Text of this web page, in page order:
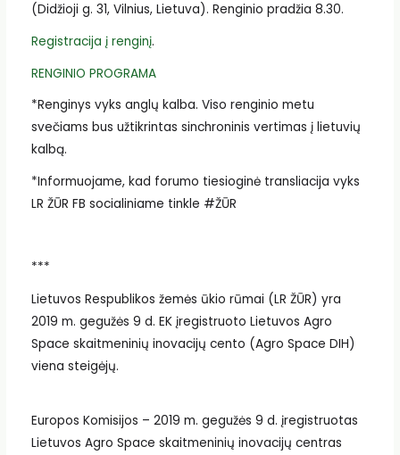
(Didžioji g. 31, Vilnius, Lietuva). Renginio pradžia 8.30.
Registracija į renginį.
RENGINIO PROGRAMA
*Renginys vyks anglų kalba. Viso renginio metu
svečiams bus užtikrintas sinchroninis vertimas į lietuvių
kalbą.
*Informuojame, kad forumo tiesioginė transliacija vyks
LR ŽŪR FB socialiniame tinkle #ŽŪR
***
Lietuvos Respublikos žemės ūkio rūmai (LR ŽŪR) yra
2019 m. gegužės 9 d. EK įregistruoto Lietuvos Agro
Space skaitmeninių inovacijų cento (Agro Space DIH)
viena steigėjų.
Europos Komisijos – 2019 m. gegužės 9 d. įregistruotas
Lietuvos Agro Space skaitmeninių inovacijų centras